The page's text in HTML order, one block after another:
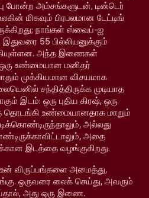
போன்ற அம்சங்களுடன், டின்டெர்
மிகவும் பிரபலமான டேட்டிங்
நாங்கள் ஸ்வைப்-ஐ
இதுவரை 55 பில்லியனுக்கும்
அந்த இணைகள்
உண்மையான மனிதர்
முக்கியமான விசயமாக
சந்தித்திருக்க முடியாத
இடம்: ஒரு புதிய கிரஷ், ஒரு
உண்மையானதாக மாறும்
அல்லது
அதை
இடத்தை வழங்குகிறது.
உன் விருப்பங்களை அமைத்து,
ஒருவரை லைக் செய்து, அவரும்
அது ஒரு இணை.